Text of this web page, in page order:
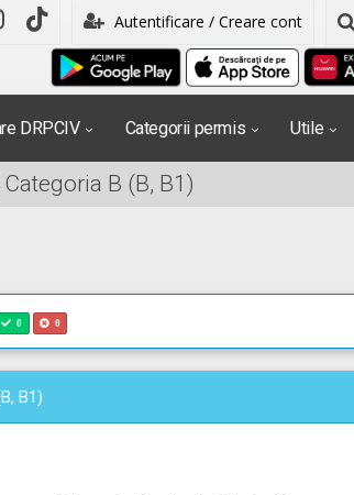
Autentificare / Creare cont
DRPCIV Categorii permis Utile
B (B, B1)
0 0
B1)